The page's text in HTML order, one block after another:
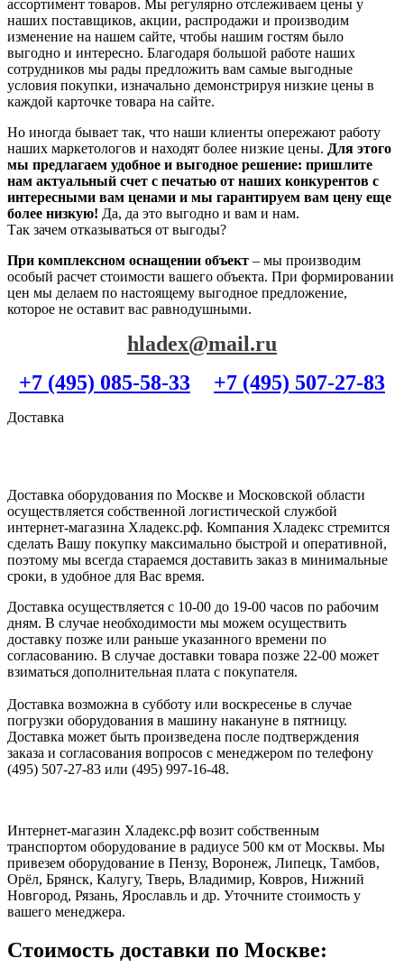
ассортимент товаров. Мы регулярно отслеживаем цены у
наших поставщиков, акции, распродажи и производим
изменение на нашем сайте, чтобы нашим гостям было
выгодно и интересно. Благодаря большой работе наших
сотрудников мы рады предложить вам самые выгодные
условия покупки, изначально демонстрируя низкие цены в
каждой карточке товара на сайте.
Но иногда бывает так, что наши клиенты опережают работу
наших маркетологов и находят более низкие цены. Для этого
мы предлагаем удобное и выгодное решение: пришлите
нам актуальный счет с печатью от наших конкурентов с
интересными вам ценами и мы гарантируем вам цену еще
более низкую! Да, да это выгодно и вам и нам.
Так зачем отказываться от выгоды?
При комплексном оснащении объект – мы производим
особый расчет стоимости вашего объекта. При формировании
цен мы делаем по настоящему выгодное предложение,
которое не оставит вас равнодушными.
hladex@mail.ru
+7 (495) 085-58-33
+7 (495) 507-27-83
Доставка
Доставка оборудования по Москве и Московской области
осуществляется собственной логистической службой
интернет-магазина Хладекс.рф. Компания Хладекс стремится
сделать Вашу покупку максимально быстрой и оперативной,
поэтому мы всегда стараемся доставить заказ в минимальные
сроки, в удобное для Вас время.
Доставка осуществляется с 10-00 до 19-00 часов по рабочим
дням. В случае необходимости мы можем осуществить
доставку позже или раньше указанного времени по
согласованию. В случае доставки товара позже 22-00 может
взиматься дополнительная плата с покупателя.
Доставка возможна в субботу или воскресенье в случае
погрузки оборудования в машину накануне в пятницу.
Доставка может быть произведена после подтверждения
заказа и согласования вопросов с менеджером по телефону
(495) 507-27-83 или (495) 997-16-48.
Интернет-магазин Хладекс.рф возит собственным
транспортом оборудование в радиусе 500 км от Москвы. Мы
привезем оборудование в Пензу, Воронеж, Липецк, Тамбов,
Орёл, Брянск, Калугу, Тверь, Владимир, Ковров, Нижний
Новгород, Рязань, Ярославль и др. Уточните стоимость у
вашего менеджера.
Стоимость доставки по Москве: